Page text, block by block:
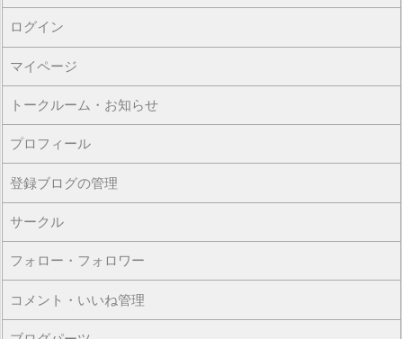
ログイン
マイページ
トークルーム・お知らせ
プロフィール
登録ブログの管理
サークル
フォロー・フォロワー
コメント・いいね管理